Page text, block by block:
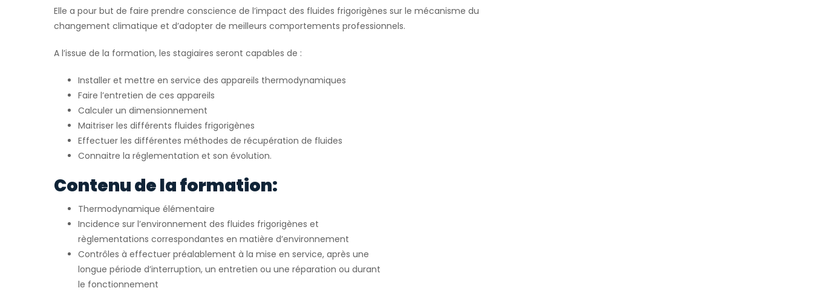
Elle a pour but de faire prendre conscience de l’impact des fluides frigorigènes sur le mécanisme du
changement climatique et d’adopter de meilleurs comportements professionnels.
A l’issue de la formation, les stagiaires seront capables de :
Installer et mettre en service des appareils thermodynamiques
Faire l’entretien de ces appareils
Calculer un dimensionnement
Maitriser les différents fluides frigorigènes
Effectuer les différentes méthodes de récupération de fluides
Connaitre la réglementation et son évolution.
Contenu de la formation:
Thermodynamique élémentaire
Incidence sur l’environnement des fluides frigorigènes et
règlementations correspondantes en matière d’environnement
Contrôles à effectuer préalablement à la mise en service, après une
longue période d’interruption, un entretien ou une réparation ou durant
le fonctionnement